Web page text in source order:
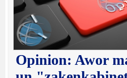
Opinion: Awor